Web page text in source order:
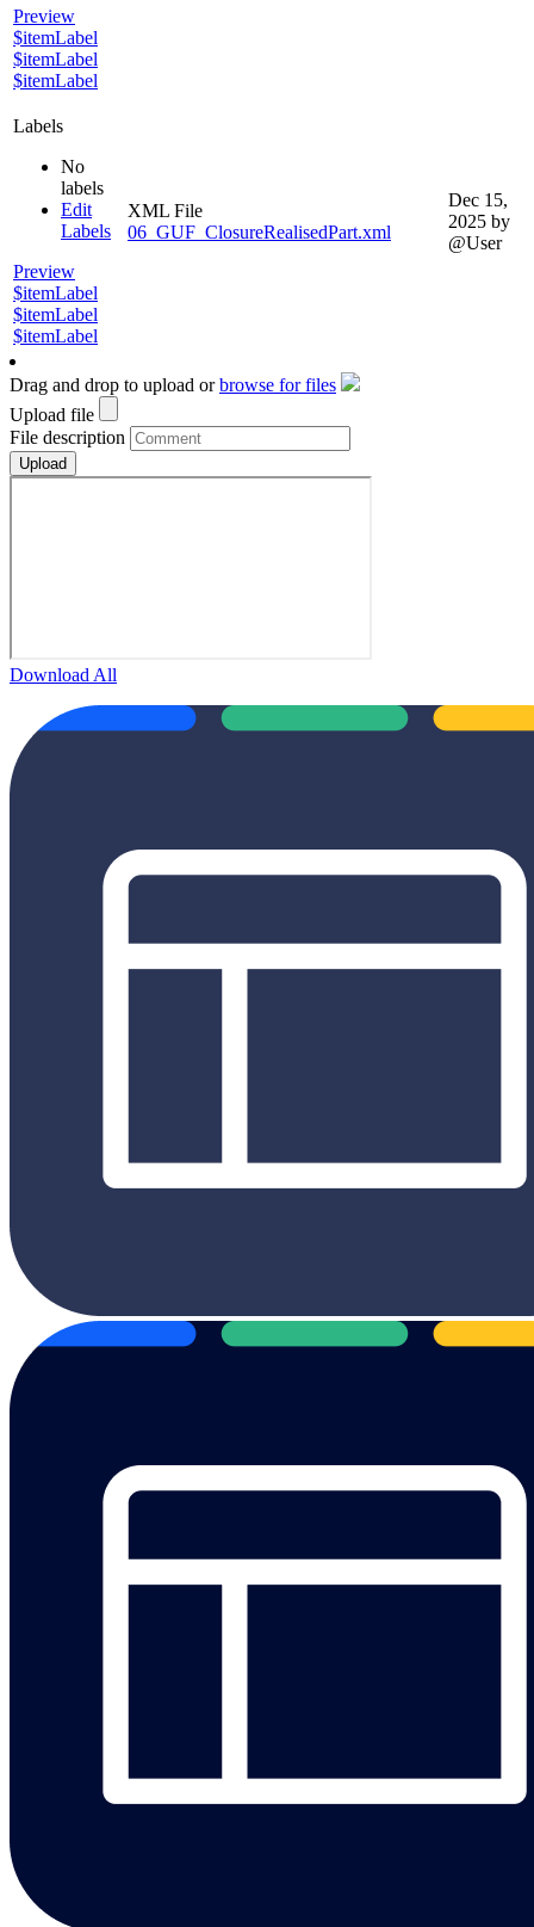
Preview
$itemLabel
$itemLabel
$itemLabel
Labels
No
labels
Edit
Labels
Preview
$itemLabel
$itemLabel
$itemLabel
XML File
06_GUF_ClosureRealisedPart.xml
Dec 15,
2025 by
@User
Drag and drop to upload orbrowse for files
Upload file
File description
Download All